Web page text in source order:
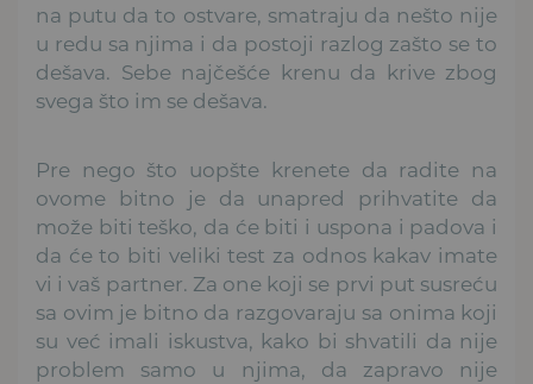
na putu da to ostvare, smatraju da nešto nije
u redu sa njima i da postoji razlog zašto se to
dešava. Sebe najčešće krenu da krive zbog
svega što im se dešava.
Pre nego što uopšte krenete da radite na
ovome bitno je da unapred prihvatite da
može biti teško, da će biti i uspona i padova i
da će to biti veliki test za odnos kakav imate
vi i vaš partner. Za one koji se prvi put susreću
sa ovim je bitno da razgovaraju sa onima koji
su već imali iskustva, kako bi shvatili da nije
problem samo u njima, da zapravo nije